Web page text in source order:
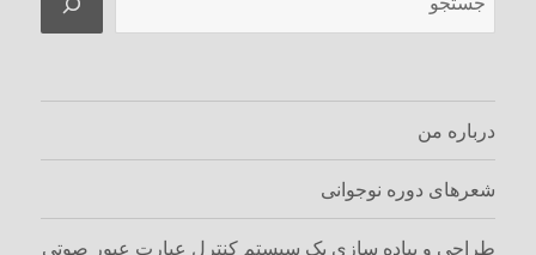
درباره من
شعرهای دوره نوجوانی
طراحی و پیاده سازی یک سیستم کنترل عبارت عبور صوتی